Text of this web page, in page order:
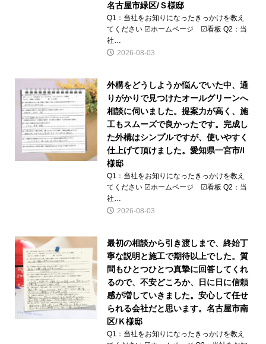
名古屋市緑区/Ｓ様邸
Q1：当社をお知りになったきっかけを教え
てください ☑ホームページ ☑看板 Q2：当
社…
2026-08-03
外構をどうしようか悩んでいた中、通
りがかりで見つけたオールグリーンへ
相談に伺いました。提案力が高く、施
工もスムーズで良かったです。完成し
た外構はシンプルですが、使いやすく
仕上げて頂けました。愛知県一宮市/I
様邸
Q1：当社をお知りになったきっかけを教え
てください ☑ホームページ ☑看板 Q2：当
社…
2026-08-03
最初の相談から引き渡しまで、終始丁
寧な説明と施工で期待以上でした。質
問もひとつひとつ真摯に回答してくれ
るので、不安どころか、日に日に信頼
感が増していきました。安心して任せ
られる会社だと思います。名古屋市南
区/Ｋ様邸
Q1：当社をお知りになったきっかけを教え